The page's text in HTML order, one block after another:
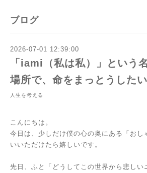
ブログ
2026-07-01 12:39:00
「iami（私は私）」という
場所で、命をまっとうした
人生を考える
こんにちは。
今日は、少しだけ僕の心の奥にある「おし
いいただけたら嬉しいです。
先日、ふと「どうしてこの世界から悲しい